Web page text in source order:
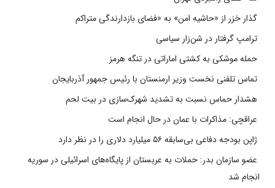
گذار خزر از «حاشیه امن» به «فضای بازدارندگی متراکم
ترامپ گرفتار در شن‌زار سیاسی
حمله موشکی به کشتی اماراتی در تنگه هرمز
تماس تلفنی نخست وزیر ارمنستان با رئیس جمهور آذربایجان
هشدار حماس نسبت به تشدید شهرک‌سازی در بیت‌ لحم
عراقچی: مذاکرات با عمان در حال انجام است
ژاپن بودجه دفاعی بی‌سابقه ۵۶ میلیارد دلاری را در نظر دارد
عضو سازمان بدر: حملات به عربستان از پایگاه‌های اسرائیلی در سوریه
انجام شد